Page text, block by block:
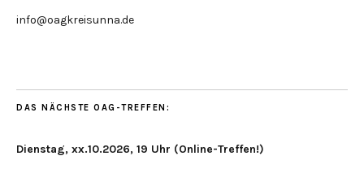
info@oagkreisunna.de
DAS NÄCHSTE OAG-TREFFEN:
Dienstag, xx.10.2026, 19 Uhr (Online-Treffen!)